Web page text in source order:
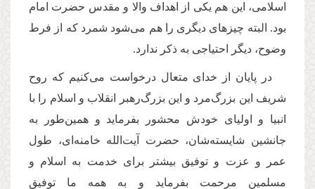
اسلامی، این هم یکی از اهداف والا و مقدس حضرت امام
بود. البته چیزهای دیگری را هم می‌شود شمرد که از فرط
وضوح، دیگر احتیاجی به ذکر ندارد.
در پایان از خدای متعال درخواست می‌کنیم که روح
شریف این بزرگ‌مرد و این بزرگ‌رهبر انقلاب و اسلام را با
انبیا و اولیای خودش محشور بفرماید و همین‌طور به
جانشین شایسته‌شان، حضرت آیت‌الله خامنه‌ای، طول
عمر و عزت و توفیق بیشتر برای خدمت به اسلام و
مسلمین مرحمت بفرماید و به همه ما توفیق